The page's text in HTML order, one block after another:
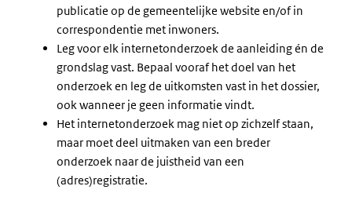
publicatie op de gemeentelijke website en/of in
correspondentie met inwoners.
Leg voor elk internetonderzoek de aanleiding én de
grondslag vast. Bepaal vooraf het doel van het
onderzoek en leg de uitkomsten vast in het dossier,
ook wanneer je geen informatie vindt.
Het internetonderzoek mag niet op zichzelf staan,
maar moet deel uitmaken van een breder
onderzoek naar de juistheid van een
(adres)registratie.